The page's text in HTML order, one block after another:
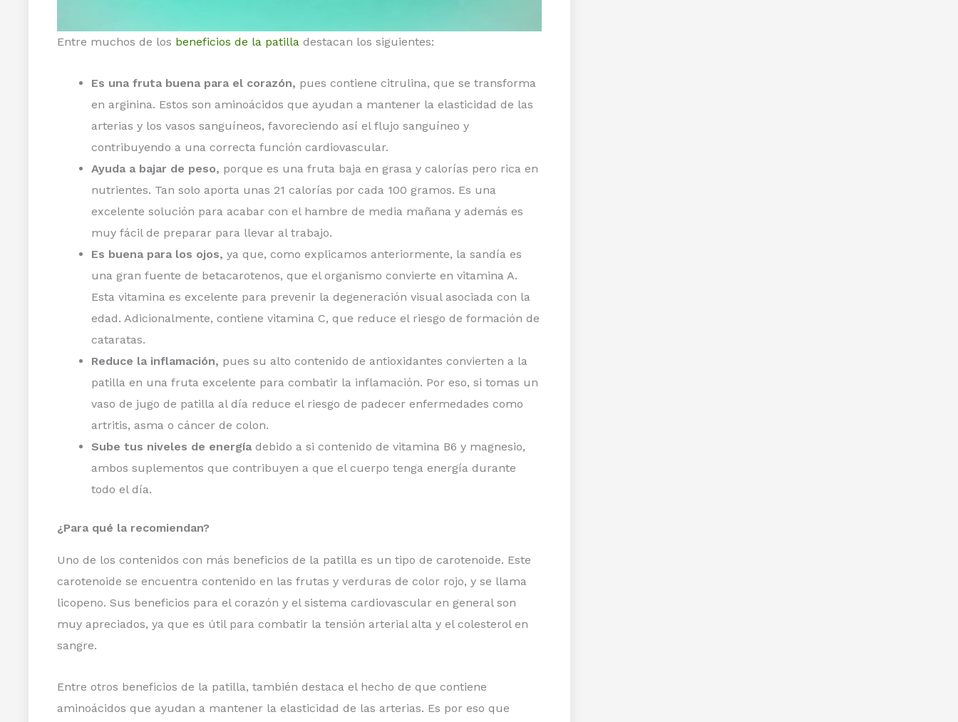
Entre muchos de los beneficios de la patilla destacan los siguientes:
Es una fruta buena para el corazón, pues contiene citrulina, que se transforma
en arginina. Estos son aminoácidos que ayudan a mantener la elasticidad de las
arterias y los vasos sanguíneos, favoreciendo así el flujo sanguíneo y
contribuyendo a una correcta función cardiovascular.
Ayuda a bajar de peso, porque es una fruta baja en grasa y calorías pero rica en
nutrientes. Tan solo aporta unas 21 calorías por cada 100 gramos. Es una
excelente solución para acabar con el hambre de media mañana y además es
muy fácil de preparar para llevar al trabajo.
Es buena para los ojos, ya que, como explicamos anteriormente, la sandía es
una gran fuente de betacarotenos, que el organismo convierte en vitamina A.
Esta vitamina es excelente para prevenir la degeneración visual asociada con la
edad. Adicionalmente, contiene vitamina C, que reduce el riesgo de formación de
cataratas.
Reduce la inflamación, pues su alto contenido de antioxidantes convierten a la
patilla en una fruta excelente para combatir la inflamación. Por eso, si tomas un
vaso de jugo de patilla al día reduce el riesgo de padecer enfermedades como
artritis, asma o cáncer de colon.
Sube tus niveles de energía debido a si contenido de vitamina B6 y magnesio,
ambos suplementos que contribuyen a que el cuerpo tenga energía durante
todo el día.
¿Para qué la recomiendan?
Uno de los contenidos con más beneficios de la patilla es un tipo de carotenoide. Este
carotenoide se encuentra contenido en las frutas y verduras de color rojo, y se llama
licopeno. Sus beneficios para el corazón y el sistema cardiovascular en general son
muy apreciados, ya que es útil para combatir la tensión arterial alta y el colesterol en
sangre.
Entre otros beneficios de la patilla, también destaca el hecho de que contiene
aminoácidos que ayudan a mantener la elasticidad de las arterias. Es por eso que